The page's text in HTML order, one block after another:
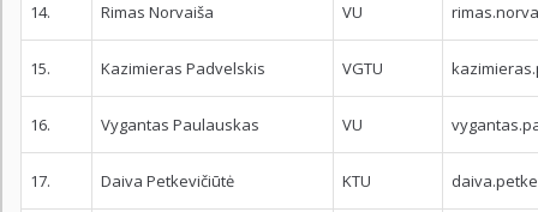
14. Rimas Norvaiša VU
15. Kazimieras Padvelskis VGTU
16. Vygantas Paulauskas VU
17. Daiva Petkevičiūtė KTU